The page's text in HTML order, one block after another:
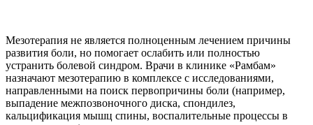
Мезотерапия не является полноценным лечением причины
развития боли, но помогает ослабить или полностью
устранить болевой синдром. Врачи в клинике «Рамбам»
назначают мезотерапию в комплексе с исследованиями,
направленными на поиск первопричины боли (например,
выпадение межпозвоночного диска, спондилез,
кальцификация мышц спины, воспалительные процессы в